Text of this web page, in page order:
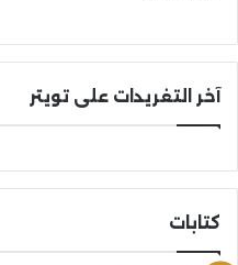
آخر التغريدات على تويتر
كتابات